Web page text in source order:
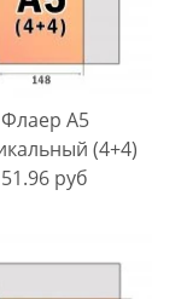
Флаер A5
(4+4)
51.96 руб